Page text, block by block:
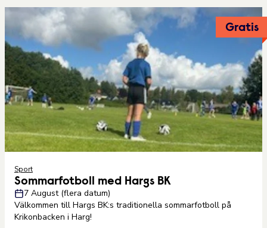
Gratis
Sport
Sommarfotboll med Hargs BK
7 August (flera datum)
Välkommen till Hargs BK:s traditionella sommarfotboll på
Krikonbacken i Harg!